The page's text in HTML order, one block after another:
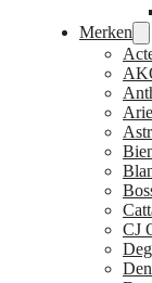
Merken
CJ